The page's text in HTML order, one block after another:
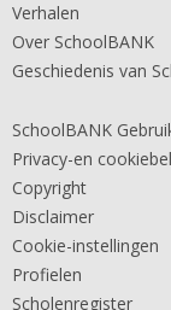
Verhalen
Over SchoolBANK
Geschiedenis van
SchoolBANK
Privacy-en
Copyright
Disclaimer
Cookie-instellingen
Profielen
Scholenregister